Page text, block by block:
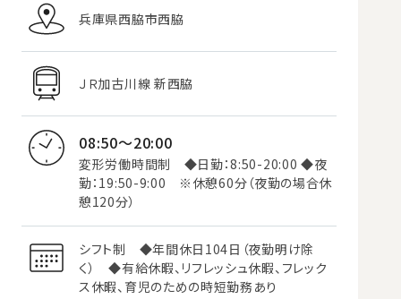
兵庫県西脇市西脇
ＪＲ加古川線 新西脇
08:50～20:00
変形労働時間制 ◆日勤：8:50-20:00 ◆夜
勤：19:50-9:00 ※休憩60分（夜勤の場合休
憩120分）
シフト制 ◆年間休日104日（夜勤明け除
く） ◆有給休暇、リフレッシュ休暇、フレック
ス休暇、育児のための時短勤務あり